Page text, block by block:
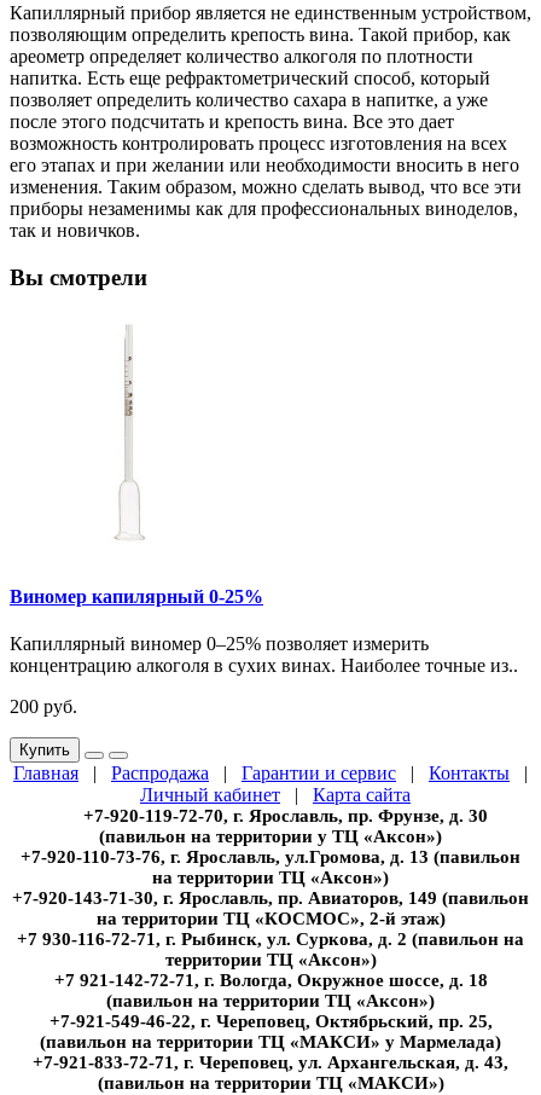
Капиллярный прибор является не единственным устройством,
позволяющим определить крепость вина. Такой прибор, как
ареометр определяет количество алкоголя по плотности
напитка. Есть еще рефрактометрический способ, который
позволяет определить количество сахара в напитке, а уже
после этого подсчитать и крепость вина. Все это дает
возможность контролировать процесс изготовления на всех
его этапах и при желании или необходимости вносить в него
изменения. Таким образом, можно сделать вывод, что все эти
приборы незаменимы как для профессиональных виноделов,
так и новичков.
Вы смотрели
Виномер капилярный 0-25%
Капиллярный виномер 0–25% позволяет измерить
концентрацию алкоголя в сухих винах. Наиболее точные из..
200 руб.
Купить
Главная | Распродажа | Гарантии и сервис | Контакты |
Личный кабинет | Карта сайта
+7-920-119-72-70, г. Ярославль, пр. Фрунзе, д. 30
(павильон на территории у ТЦ «Аксон»)
+7-920-110-73-76, г. Ярославль, ул.Громова, д. 13 (павильон
на территории ТЦ «Аксон»)
+7-920-143-71-30, г. Ярославль, пр. Авиаторов, 149 (павильон
на территории ТЦ «КОСМОС», 2-й этаж)
+7 930-116-72-71, г. Рыбинск, ул. Суркова, д. 2 (павильон на
территории ТЦ «Аксон»)
+7 921-142-72-71, г. Вологда, Окружное шоссе, д. 18
(павильон на территории ТЦ «Аксон»)
+7-921-549-46-22, г. Череповец, Октябрьский, пр. 25,
(павильон на территории ТЦ «МАКСИ» у Мармелада)
+7-921-833-72-71, г. Череповец, ул. Архангельская, д. 43,
(павильон на территории ТЦ «МАКСИ»)